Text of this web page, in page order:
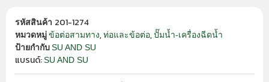
รหัสสินค้า 201-1274
หมวดหมู่ ข้อต่อสามทาง,ท่อและข้อต่อ,ปั๊มน้ำ-เครื่องฉีดน้ำ
ป้ายกำกับ SU AND SU
แบรนด์:SU AND SU